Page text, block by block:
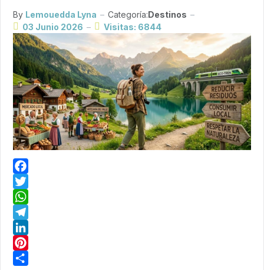
By Lemouedda Lyna Categoría:Destinos
03 Junio 2026
Visitas: 6844
Facebook
Twitter
WhatsApp
Telegram
LinkedIn
Pinterest